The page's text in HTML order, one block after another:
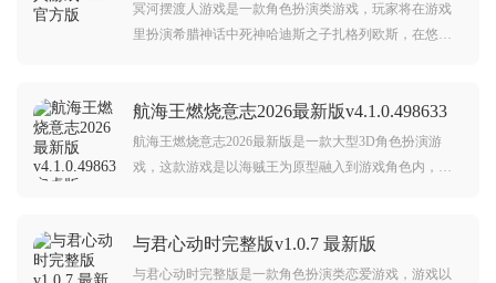
冥河摆渡人游戏是一款角色扮演类游戏，玩家将在游戏
里扮演希腊神话中死神哈迪斯之子扎格列欧斯，在悠悠
死的奥秘，同时也会遇到敌人，玩家需要强大自己，战
胜敌人。
航海王燃烧意志2026最新版v4.1.0.498633
安卓版
航海王燃烧意志2026最新版是一款大型3D角色扮演游
戏，这款游戏是以海贼王为原型融入到游戏角色内，在
效，感兴趣的朋友赶紧下载试试吧！
与君心动时完整版v1.0.7 最新版
与君心动时完整版是一款角色扮演类恋爱游戏，游戏以